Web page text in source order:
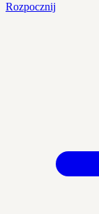
Rozpocznij